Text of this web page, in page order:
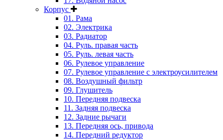
Корпус
01. Рама
02. Электрика
03. Радиатор
04. Руль. правая часть
05. Руль. левая часть
06. Рулевое управление
07. Рулевое управление с электроусилителем
08. Воздушный фильтр
09. Глушитель
10. Передняя подвеска
11. Задняя подвеска
12. Задние рычаги
13. Передняя ось, привода
14. Передний редуктор